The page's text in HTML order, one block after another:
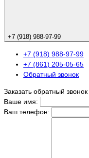
+7 (918) 988-97-99
+7 (918) 988-97-99
+7 (861) 205-05-65
Обратный звонок
Заказать обратный звонок
Ваше имя:
Ваш телефон: